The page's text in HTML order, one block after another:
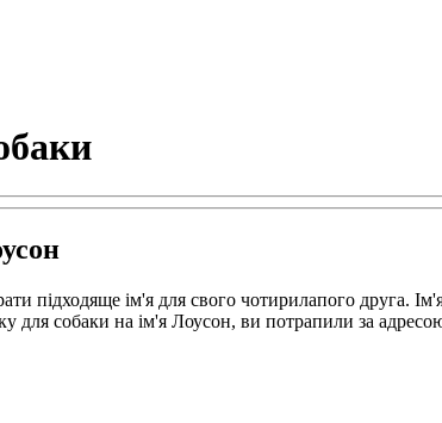
підходяще ім'я для свого чотирилапого
собаки на ім'я Лоусон, ви потрапили за